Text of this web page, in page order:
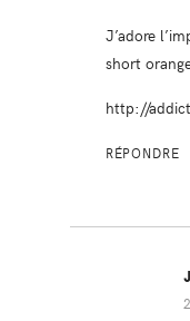
J’adore
short
http://
RÉPONDRE